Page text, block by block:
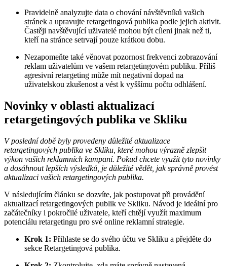
Pravidelně analyzujte data o chování návštěvníků vašich
stránek a upravujte retargetingová publika podle jejich aktivit.
Častěji navštěvující uživatelé mohou být cíleni jinak než ti,
kteří na stránce setrvají pouze krátkou dobu.
Nezapomeňte také věnovat pozornost frekvenci zobrazování
reklam uživatelům ve vašem retargetingovém publiku. Příliš
agresivní retargeting může mít negativní dopad na
uživatelskou zkušenost a vést k vyššímu počtu odhlášení.
Novinky v oblasti aktualizací
retargetingových publika ve Skliku
V poslední době byly provedeny důležité aktualizace
retargetingových publika ve Skliku, které mohou výrazně zlepšit
výkon vašich reklamních kampaní. Pokud chcete využít tyto novinky
a dosáhnout lepších výsledků, je důležité vědět, jak správně provést
aktualizaci vašich retargetingových publika.
V následujícím článku se dozvíte, jak postupovat při provádění
aktualizací retargetingových publik ve Skliku. Návod je ideální pro
začátečníky i pokročilé uživatele, kteří chtějí využít maximum
potenciálu retargetingu pro své online reklamní strategie.
Krok 1: Přihlaste se do svého účtu ve Skliku a přejděte do
sekce Retargetingová publika.